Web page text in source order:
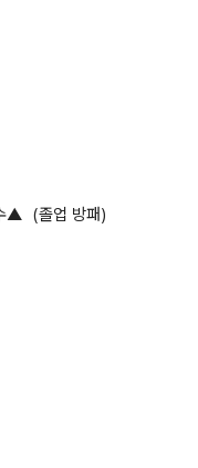
▲ (졸업 방패)